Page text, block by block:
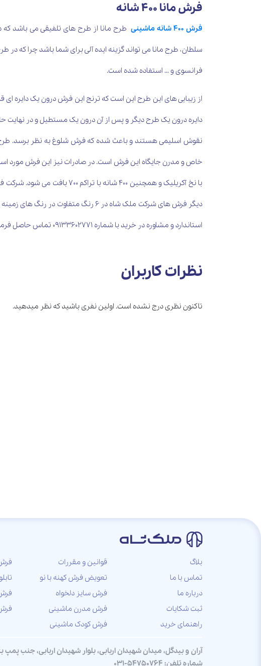
فرش مانا 400 شانه
فرش 400 شانه ماشینی طرح مانا از طرح های تلفیقی می باشد
سلطان، طرح مانا می تواند گزینه ایده آلی برای شما باشد چرا که
فرانسوی و … استفاده شده است.
از زیبایی های این طرح این است که ترنج این فرش درون یک دایره
دایره درون یک طرح دیگر و پس از آن درون یک مستطیل و در نهایت
نقوش اسلیمی هستند و باعث شده که فرش شلوغ به نظر برسد. طرح
استاندارد و مشاوره در خرید با شماره 09133602771 تماس حاصل فرمایید.
نظرات کاربران
تاکنون نظری درج نشده است. اولین نفری باشید که نظر میدهید.
بلاگ
تماس با ما
درباره ما
ثبت شکایات
راهنمای خرید
قوانین و مقررات
تعویض فرش کهنه با نو
فرش سایز دلخواه
فرش مدرن ماشینی
فرش کودک ماشینی
آران و بیدگل، میدان شهیدان اربابی، بلوار شهیدان اربابی، جنب پمپ
شماره تلفن: 031-54750764